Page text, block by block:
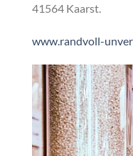
41564 Kaarst.
www.randvoll-